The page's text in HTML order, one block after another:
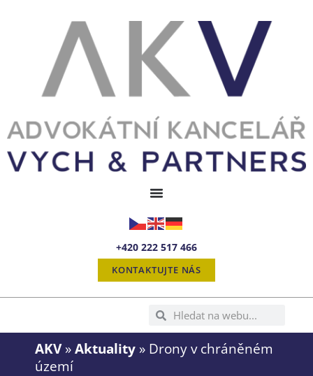
+420 222 517 466
KONTAKTUJTE NÁS
AKV» Aktuality » Drony v chráněném
území